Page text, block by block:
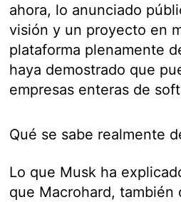
ahora, lo anunciado
visión y un proyecto en
plataforma plenamente
haya demostrado que
empresas enteras de
Qué se sabe realmente
Lo que Musk ha
que Macrohard, también